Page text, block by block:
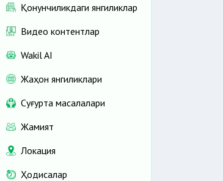
Қонунчиликдаги янгиликлар
Видео контентлар
Wakil AI
Жаҳон янгиликлари
Cуғурта масалалари
Жамият
Локация
Ҳодисалар